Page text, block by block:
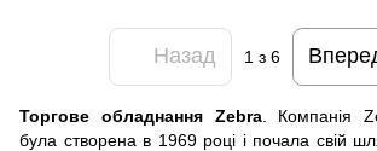
Назад 1 з 6
Торгове обладнання Zebra. Компанія
була створена в 1969 році і почала свій